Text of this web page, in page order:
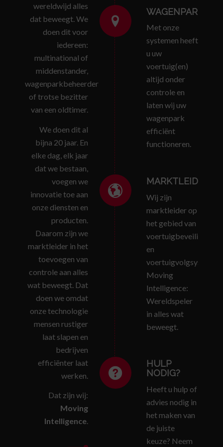
wereldwijd alles
dat beweegt. We
doen dit voor
iedereen:
multinational of
middenstander,
wagenparkbeheerder
of trotse bezitter
van een oldtimer.
We doen dit al
bijna 20 jaar. En
elke dag, elk jaar
dat we bestaan,
voegen we
innovatie toe aan
onze diensten en
producten.
Daarom zijn we
marktleider in het
toevoegen van
controle aan alles
wat beweegt. Dat
doen we omdat
onze technologie
mensen rustiger
laat slapen en
bedrijven
efficiënter laat
werken.
Dat zijn wij:
Moving
Intelligence.
Met onze
systemen heeft
u uw
voertuig(en)
altijd onder
controle en
laten wij uw
wagenpark
efficiënt
functioneren.
MARKTLEIDER
Wij zijn
marktleider op
het gebied van
voertuigbeveiliging
en
Moving
Intelligence:
Wereldspeler
in alles wat
beweegt.
HULP
NODIG?
Heeft u hulp of
advies nodig in
het maken van
de juiste
keuze? Neem